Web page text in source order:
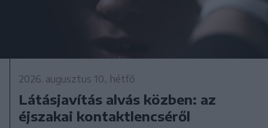
2026. augusztus 10., hétfő
Látásjavítás alvás közben: az
éjszakai kontaktlencséről